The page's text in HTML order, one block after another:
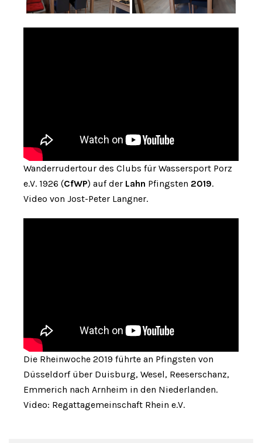
Wanderrudertour des Clubs für Wassersport Porz
e.V. 1926 (CfWP) auf der Lahn Pfingsten 2019.
Video von Jost-Peter Langner.
Die Rheinwoche 2019 führte an Pfingsten von
Düsseldorf über Duisburg, Wesel, Reeserschanz,
Emmerich nach Arnheim in den Niederlanden.
Video: Regattagemeinschaft Rhein e.V.